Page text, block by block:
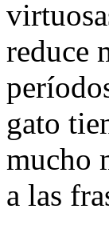
reduce
gato
mucho
a las